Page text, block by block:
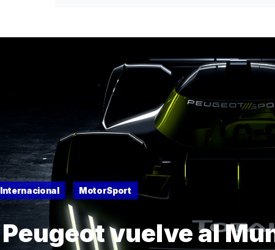
Internacional MotorSport
Peugeot vuelve al